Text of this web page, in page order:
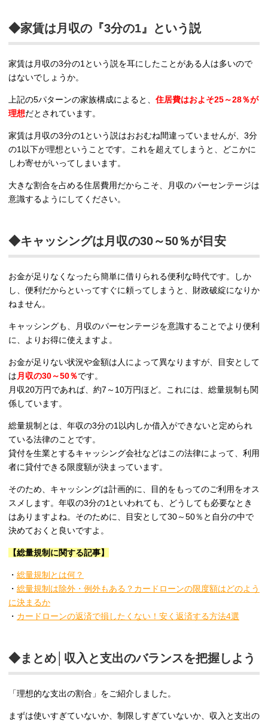
◆家賃は月収の『3分の1』という説
家賃は月収の3分の1という説を耳にしたことがある人は多いので
はないでしょうか。
上記の5パターンの家族構成によると、 住居費はおよそ25～28％が
理想だとされています。
家賃は月収の3分の1という説はおおむね間違っていませんが、3分
の1以下が理想ということです。これを超えてしまうと、どこかに
しわ寄せがいってしまいます。
大きな割合を占める住居費用だからこそ、月収のパーセンテージは
意識するようにしてください。
◆キャッシングは月収の30～50％が目安
お金が足りなくなったら簡単に借りられる便利な時代です。しか
し、便利だからといってすぐに頼ってしまうと、財政破綻になりか
ねません。
キャッシングも、月収のパーセンテージを意識することでより便利
に、よりお得に使えますよ。
お金が足りない状況や金額は人によって異なりますが、目安として
は月収の30～50％です。
月収20万円であれば、約7～10万円ほど。これには、総量規制も関
係しています。
総量規制とは、年収の3分の1以内しか借入ができないと定められ
ている法律のことです。
貸付を生業とするキャッシング会社などはこの法律によって、利用
者に貸付できる限度額が決まっています。
そのため、キャッシングは計画的に、目的をもってのご利用をオス
スメします。年収の3分の1といわれても、どうしても必要なとき
はありますよね。そのために、目安として30～50％と自分の中で
決めておくと良いですよ。
【総量規制に関する記事】
・ 総量規制とは何？
・ 総量規制は除外・例外もある？カードローンの限度額はどのよう
に決まるか
・ カードローンの返済で損したくない！安く返済する方法4選
◆まとめ│収入と支出のバランスを把握しよう
「理想的な支出の割合」をご紹介しました。
まずは使いすぎていないか、制限しすぎていないか、収入と支出の